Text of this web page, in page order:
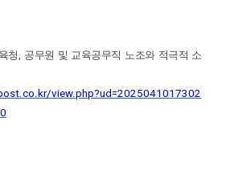
청
공무원 및 교육공무직 노조와 적극적 소
view.php?ud=2025041017302